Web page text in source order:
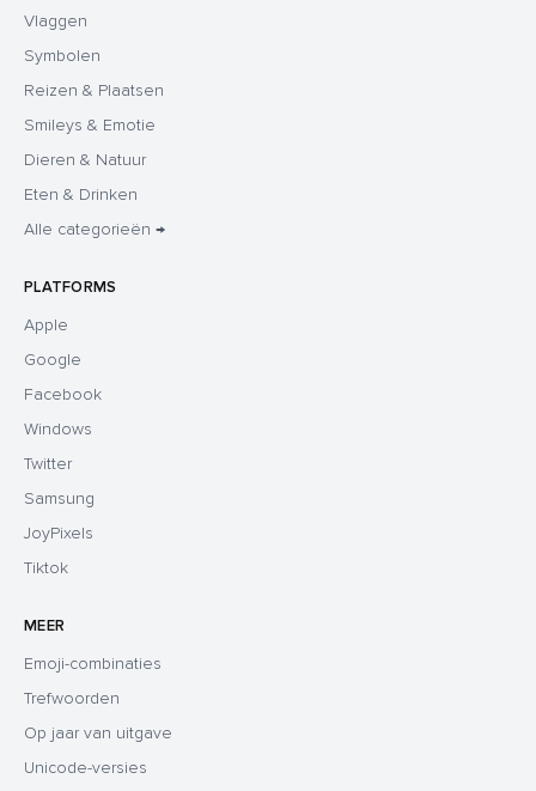
Vlaggen
Symbolen
Reizen & Plaatsen
Smileys & Emotie
Dieren & Natuur
Eten & Drinken
Alle categorieën →
PLATFORMS
Apple
Google
Facebook
Windows
Twitter
Samsung
JoyPixels
Tiktok
MEER
Emoji-combinaties
Trefwoorden
Op jaar van uitgave
Unicode-versies